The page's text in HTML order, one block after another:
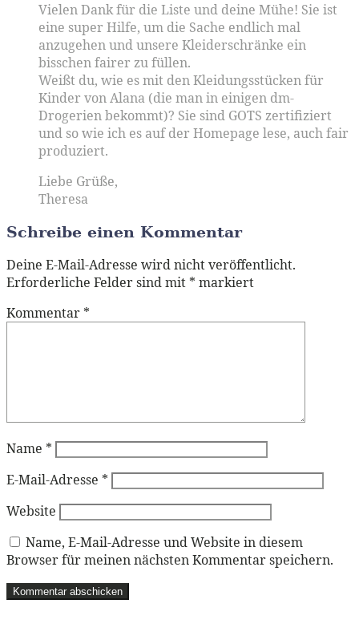
Vielen Dank für die Liste und deine Mühe! Sie ist
eine super Hilfe, um die Sache endlich mal
anzugehen und unsere Kleiderschränke ein
bisschen fairer zu füllen.
Weißt du, wie es mit den Kleidungsstücken für
Kinder von Alana (die man in einigen dm-
Drogerien bekommt)? Sie sind GOTS zertifiziert
und so wie ich es auf der Homepage lese, auch fair
produziert.
Liebe Grüße,
Theresa
Schreibe einen Kommentar
Deine E-Mail-Adresse wird nicht veröffentlicht.
Erforderliche Felder sind mit * markiert
Kommentar *
Name *
E-Mail-Adresse *
Website
Name, E-Mail-Adresse und Website in diesem
Browser für meinen nächsten Kommentar speichern.